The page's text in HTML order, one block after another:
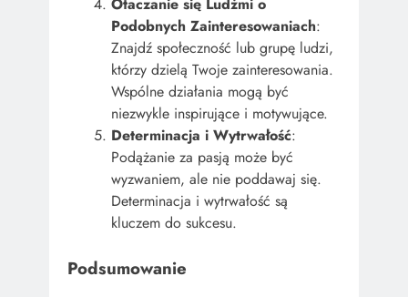
Podobnych Zainteresowaniach:
Znajdź społeczność lub grupę ludzi,
którzy dzielą Twoje zainteresowania.
Wspólne działania mogą być
niezwykle inspirujące i motywujące.
Determinacja i Wytrwałość:
Podążanie za pasją może być
wyzwaniem, ale nie poddawaj się.
Determinacja i wytrwałość są
kluczem do sukcesu.
Podsumowanie